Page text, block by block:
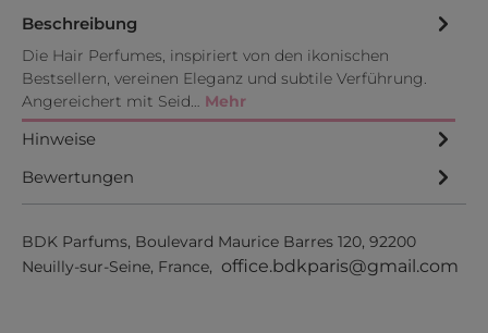
Beschreibung
Die Hair Perfumes, inspiriert von den ikonischen
Bestsellern, vereinen Eleganz und subtile Verführung.
Angereichert mit Seid… Mehr
Hinweise
Bewertungen
BDK Parfums, Boulevard Maurice Barres 120, 92200
Neuilly-sur-Seine, France, office.bdkparis@gmail.com